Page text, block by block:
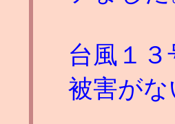
台風１
被害が